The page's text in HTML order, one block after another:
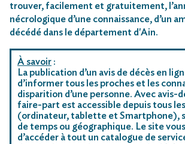
trouver, facilement et gratuitement,
nécrologique d’une connaissance, d’un
décédé dans le département d'Ain.
À savoir :
La publication d’un avis de décès en
d’informer tous les proches et les
disparition d’une personne. Avec avis-
faire-part est accessible depuis tous
(ordinateur, tablette et Smartphone),
de temps ou géographique. Le site
d’accéder à tout un catalogue de